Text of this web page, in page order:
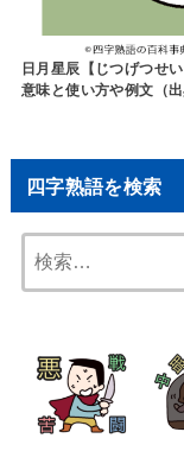
日月星辰【じつげつせ
意味と使い方や例文（出
四字熟語を検索